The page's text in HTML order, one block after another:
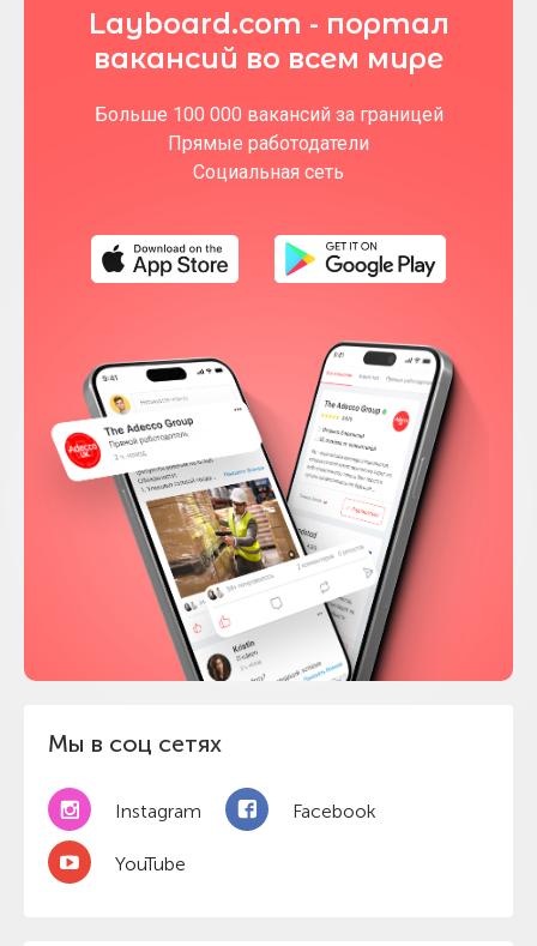
Мы в соц сетях
Instagram Facebook
YouTube
Layboard.com - портал
вакансий во всем мире
Больше 100 000 вакансий за границей
Прямые работодатели
Социальная сеть